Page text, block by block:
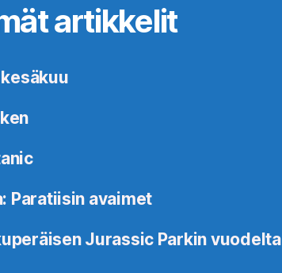
artikkelit
Paratiisin avaimet
Jurassic Parkin vuodelta